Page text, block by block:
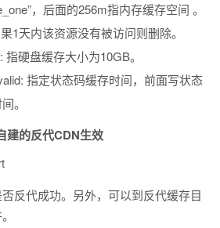
，后面的256m指内存缓存空间 。
1天内该资源没有被访问则删除。
硬盘缓存大小为10GB。
指定状态码缓存时间，前面写状态
。
建的反代CDN生效
反代成功。另外，可以到反代缓存目